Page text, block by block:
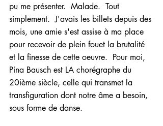
pu me présenter.  Malade.  Tout
simplement.  J'avais les billets depuis des
mois, une amie s'est assise à ma place
pour recevoir de plein fouet la brutalité
et la finesse de cette oeuvre.  Pour moi,
Pina Bausch est LA chorégraphe du
20ième siècle, celle qui transmet la
transfiguration dont notre âme a besoin,
sous forme de danse.